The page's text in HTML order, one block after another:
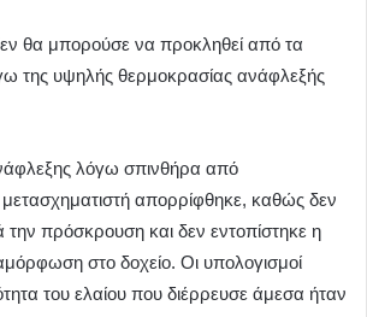
θα μπορούσε να προκληθεί από τα
της υψηλής θερμοκρασίας ανάφλεξής
λόγω σπινθήρα από
απορρίφθηκε, καθώς δεν
πρόσκρουση και δεν εντοπίστηκε η
στο δοχείο. Οι υπολογισμοί
του ελαίου που διέρρευσε άμεσα ήταν